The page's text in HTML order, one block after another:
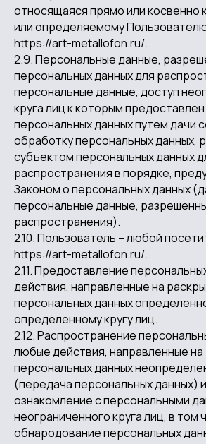
относящаяся прямо или косвенно
или определяемому
https://art-metallofon.ru/.
2.9. Персональные данные,
персональных данных для
персональные данные, доступ
круга лиц к которым
персональных данных путем дачи
обработку персональных данных,
субъектом персональных данных
распространения в порядке,
Законом о персональных данных
персональные данные,
распространения).
2.10. Пользователь – любой
https://art-metallofon.ru/.
2.11. Предоставление
действия, направленные на
персональных данных
определенному кругу лиц.
2.12. Распространение
любые действия, направленные на
персональных данных
(передача персональных данных)
ознакомление с персональными
неограниченного круга лиц, в том
обнародование персональных